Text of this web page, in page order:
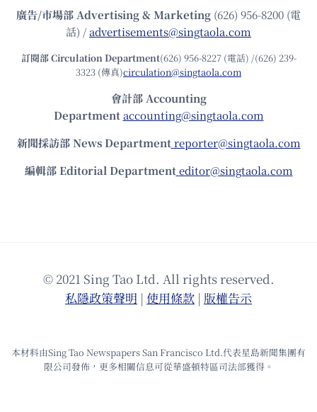
廣告/市場部Advertising & Marketing (626) 956-8200 (電
話) /advertisements@singtaola.com
訂閱部 Circulation Department(626) 956-8227 (電話) /(626) 239-
3323 (傳真)circulation@singtaola.com
會計部 Accounting
Department accounting@singtaola.com
新聞採訪部 News Department reporter@singtaola.com
編輯部 Editorial Department editor@singtaola.com
© 2021 Sing Tao Ltd. All rights reserved.
私隱政策聲明 | 使⽤條款 | 版權告⽰
本材料由Sing Tao Newspapers San Francisco Ltd.代表星島新聞集團有
限公司發佈，更多相關信息可從華盛頓特區司法部獲得。